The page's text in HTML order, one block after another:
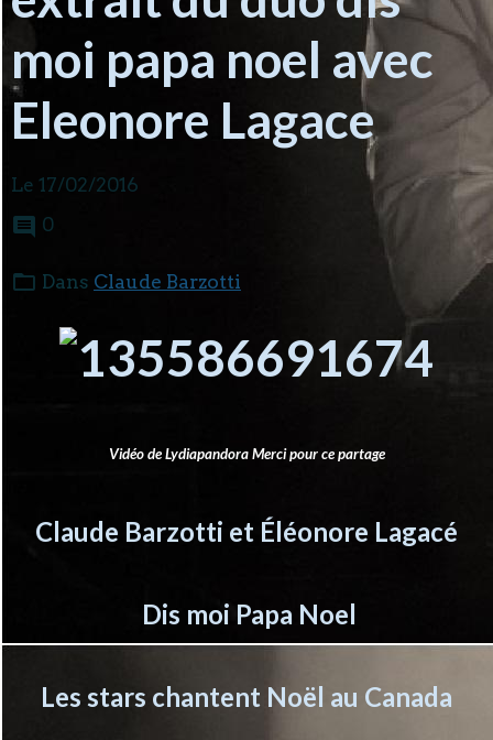
moi papa noel avec
Eleonore Lagace
Le 17/02/2016
0
Dans Claude Barzotti
Vidéo de Lydiapandora Merci pour ce partage
Claude Barzotti et Éléonore Lagacé
Dis moi Papa Noel
Les stars chantent Noël au Canada